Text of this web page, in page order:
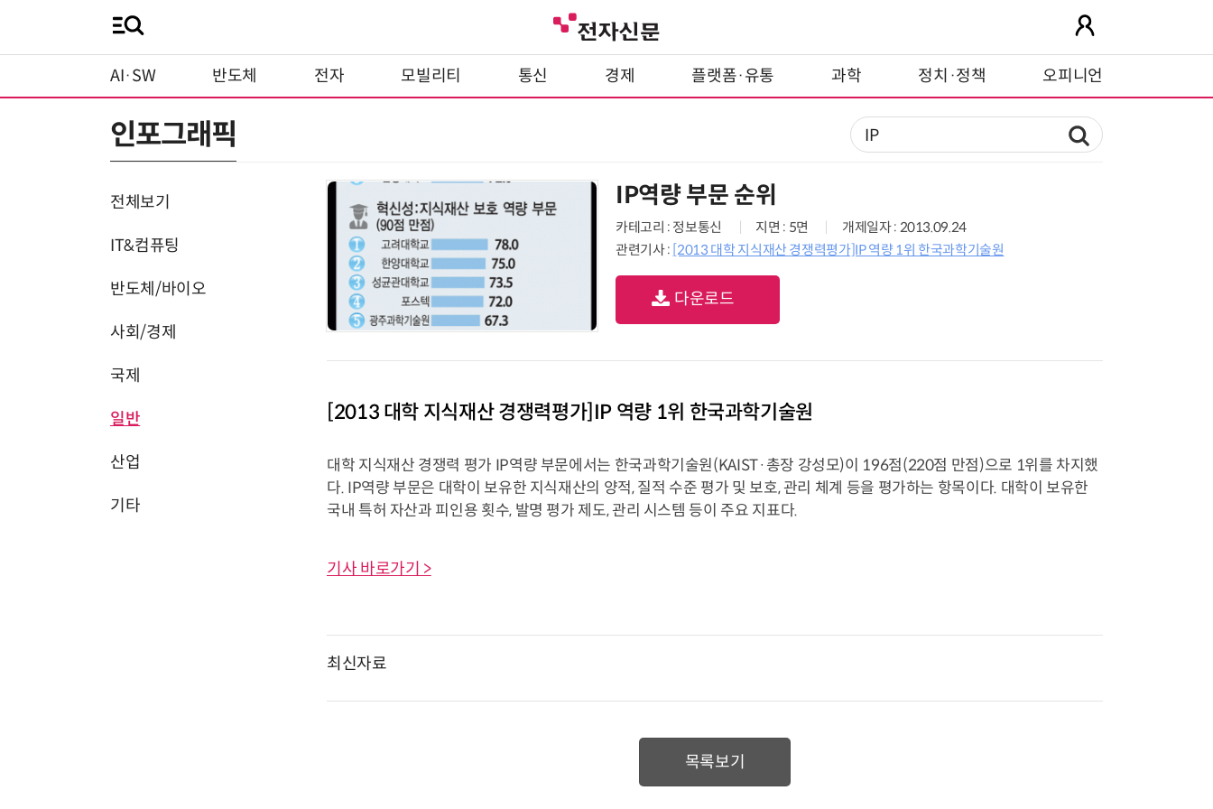
AI·SW 반도체 전자 모빌리티 통신 경제 플랫폼·유통 과학 정치·정책 오피니언
인포그래픽
전체보기
IT&컴퓨팅
반도체/바이오
사회/경제
국제
일반
산업
기타
IP역량 부문 순위
카테고리 : 정보통신 지면 : 5면
개제일자 : 2013.09.24
관련기사 : [2013 대학 지식재산 경쟁력평가]IP 역량 1위 한국과학기술원
다운로드
[2013 대학 지식재산 경쟁력평가]IP 역량 1위 한국과학기술원
대학 지식재산 경쟁력 평가 IP역량 부문에서는 한국과학기술원(KAIST·총장 강성모)이 196점(220점 만점)으로 1위를 차지했
다. IP역량 부문은 대학이 보유한 지식재산의 양적, 질적 수준 평가 및 보호, 관리 체계 등을 평가하는 항목이다. 대학이 보유한
국내 특허 자산과 피인용 횟수, 발명 평가 제도, 관리 시스템 등이 주요 지표다.
기사 바로가기 >
최신자료
목록보기